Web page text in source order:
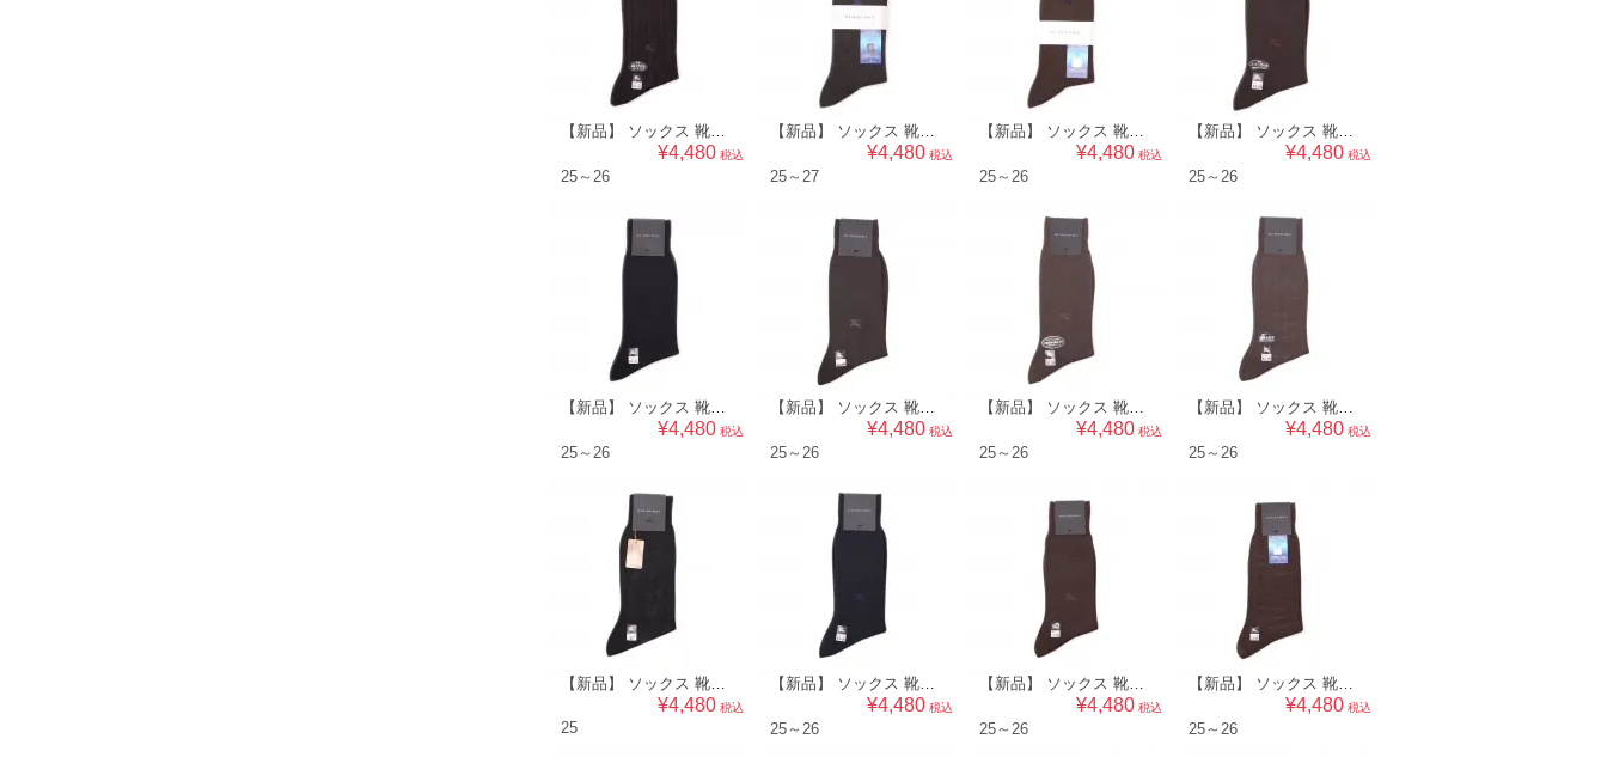
【新品】 ソックス 靴下 25～26 バーバリー 50469 BURBERRY ブラック系 メンズ
¥4,480 税込
25～26
【新品】 ソックス 靴下 25～27 バーバリー 50468 BURBERRY グレー系 メンズ
¥4,480 税込
25～27
【新品】 ソックス 靴下 25～26 バーバリー 50467 BURBERRY ブラウン系 メンズ
¥4,480 税込
25～26
【新品】 ソックス 靴下 25～26 バーバリー 50466 BURBERRY ダークブラウン系 メンズ
¥4,480 税込
25～26
【新品】 ソックス 靴下 25～26 バーバリー 50464 BURBERRY ネイビー系 メンズ
¥4,480 税込
25～26
【新品】 ソックス 靴下 25～26 バーバリー 50463 BURBERRY グレー系 メンズ
¥4,480 税込
25～26
【新品】 ソックス 靴下 25～26 バーバリー 50462 BURBERRY グレー系 メンズ
¥4,480 税込
25～26
【新品】 ソックス 靴下 25～26 バーバリー 50461 BURBERRY グレー系 メンズ
¥4,480 税込
25～26
【新品】 ソックス 靴下 25 バーバリー 50460 BURBERRY ネイビー系 メンズ
¥4,480 税込
25
【新品】 ソックス 靴下 25～26 バーバリー 50459 BURBERRY ネイビー系 メンズ
¥4,480 税込
25～26
【新品】 ソックス 靴下 25～26 バーバリー 50458 BURBERRY ブラウン系 メンズ
¥4,480 税込
25～26
【新品】 ソックス 靴下 25～26 バーバリー 50457 BURBERRY ブラウン系 メンズ
¥4,480 税込
25～26